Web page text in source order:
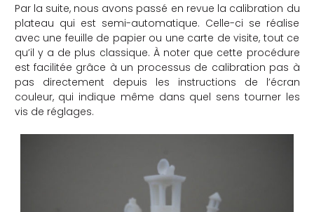
Par la suite, nous avons passé en revue la calibration du
plateau qui est semi-automatique. Celle-ci se réalise
avec une feuille de papier ou une carte de visite, tout ce
qu’il y a de plus classique. À noter que cette procédure
est facilitée grâce à un processus de calibration pas à
pas directement depuis les instructions de l’écran
couleur, qui indique même dans quel sens tourner les
vis de réglages.